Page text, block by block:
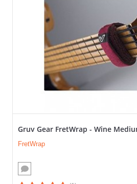
Gruv Gear FretWrap - Wine
FretWrap